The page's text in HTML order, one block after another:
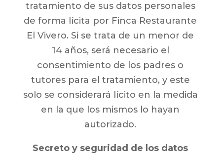
tratamiento de sus datos personales
de forma lícita por Finca Restaurante
El Vivero. Si se trata de un menor de
14 años, será necesario el
consentimiento de los padres o
tutores para el tratamiento, y este
solo se considerará lícito en la medida
en la que los mismos lo hayan
autorizado.
Secreto y seguridad de los datos